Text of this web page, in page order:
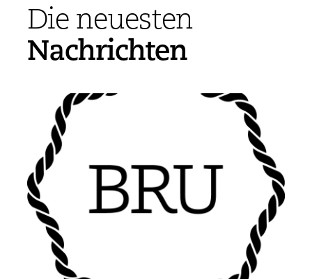
Die neuesten
Nachrichten